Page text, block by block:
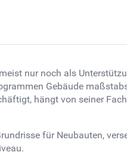
nur noch als
Gebäude
hängt von seiner
für Neubauten,